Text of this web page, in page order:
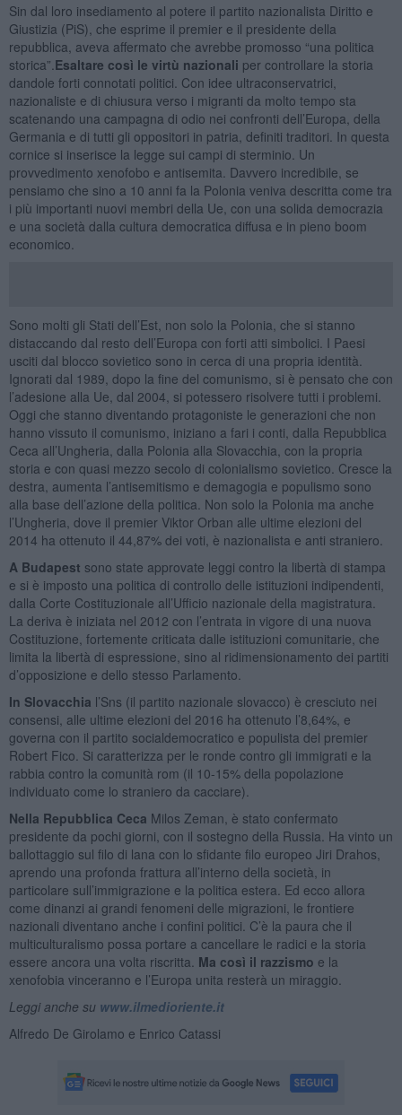
Sin dal loro insediamento al potere il partito nazionalista Diritto e
Giustizia (PiS), che esprime il premier e il presidente della
repubblica, aveva affermato che avrebbe promosso “una politica
storica”. Esaltare così le virtù nazionali per controllare la storia
dandole forti connotati politici. Con idee ultraconservatrici,
nazionaliste e di chiusura verso i migranti da molto tempo sta
scatenando una campagna di odio nei confronti dell’Europa, della
Germania e di tutti gli oppositori in patria, definiti traditori. In questa
cornice si inserisce la legge sui campi di sterminio. Un
provvedimento xenofobo e antisemita. Davvero incredibile, se
pensiamo che sino a 10 anni fa la Polonia veniva descritta come tra
i più importanti nuovi membri della Ue, con una solida democrazia
e una società dalla cultura democratica diffusa e in pieno boom
economico.
Sono molti gli Stati dell’Est, non solo la Polonia, che si stanno
distaccando dal resto dell’Europa con forti atti simbolici. I Paesi
usciti dal blocco sovietico sono in cerca di una propria identità.
Ignorati dal 1989, dopo la fine del comunismo, si è pensato che con
l’adesione alla Ue, dal 2004, si potessero risolvere tutti i problemi.
Oggi che stanno diventando protagoniste le generazioni che non
hanno vissuto il comunismo, iniziano a fari i conti, dalla Repubblica
Ceca all’Ungheria, dalla Polonia alla Slovacchia, con la propria
storia e con quasi mezzo secolo di colonialismo sovietico. Cresce la
destra, aumenta l’antisemitismo e demagogia e populismo sono
alla base dell’azione della politica. Non solo la Polonia ma anche
l’Ungheria, dove il premier Viktor Orban alle ultime elezioni del
2014 ha ottenuto il 44,87% dei voti, è nazionalista e anti straniero.
A Budapest sono state approvate leggi contro la libertà di stampa
e si è imposto una politica di controllo delle istituzioni indipendenti,
dalla Corte Costituzionale all’Ufficio nazionale della magistratura.
La deriva è iniziata nel 2012 con l’entrata in vigore di una nuova
Costituzione, fortemente criticata dalle istituzioni comunitarie, che
limita la libertà di espressione, sino al ridimensionamento dei partiti
d’opposizione e dello stesso Parlamento.
In Slovacchia l’Sns (il partito nazionale slovacco) è cresciuto nei
consensi, alle ultime elezioni del 2016 ha ottenuto l’8,64%, e
governa con il partito socialdemocratico e populista del premier
Robert Fico. Si caratterizza per le ronde contro gli immigrati e la
rabbia contro la comunità rom (il 10-15% della popolazione
individuato come lo straniero da cacciare).
Nella Repubblica Ceca Milos Zeman, è stato confermato
presidente da pochi giorni, con il sostegno della Russia. Ha vinto un
ballottaggio sul filo di lana con lo sfidante filo europeo Jiri Drahos,
aprendo una profonda frattura all’interno della società, in
particolare sull’immigrazione e la politica estera. Ed ecco allora
come dinanzi ai grandi fenomeni delle migrazioni, le frontiere
nazionali diventano anche i confini politici. C’è la paura che il
multiculturalismo possa portare a cancellare le radici e la storia
essere ancora una volta riscritta. Ma così il razzismo e la
xenofobia vinceranno e l’Europa unita resterà un miraggio.
Leggi anche su www.ilmedioriente.it
Alfredo De Girolamo e Enrico Catassi